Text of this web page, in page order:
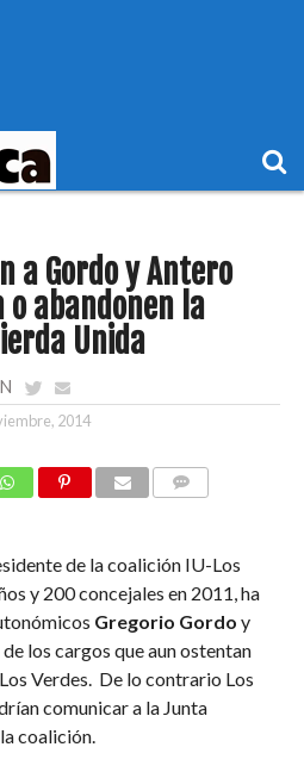
a Gordo y Antero
o abandonen la
Unida
2014
de la coalición IU-Los
y 200 concejales en 2011, ha
Gregorio Gordo y
los cargos que aun ostentan
Verdes. De lo contrario Los
comunicar a la Junta
coalición.